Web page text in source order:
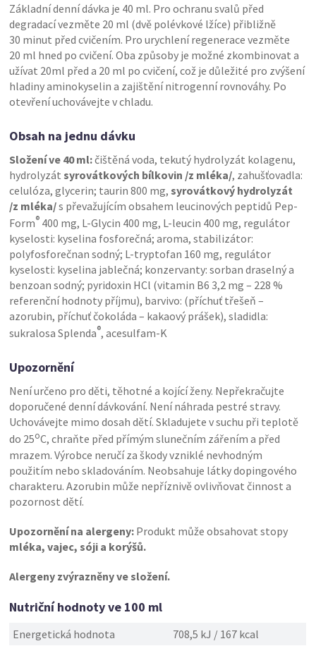
Základní denní dávka je 40 ml. Pro ochranu svalů před
degradací vezměte 20 ml (dvě polévkové lžíce) přibližně
30 minut před cvičením. Pro urychlení regenerace vezměte
20 ml hned po cvičení. Oba způsoby je možné zkombinovat a
užívat 20ml před a 20 ml po cvičení, což je důležité pro zvýšení
hladiny aminokyselin a zajištění nitrogenní rovnováhy. Po
otevření uchovávejte v chladu.
Obsah na jednu dávku
Složení ve 40 ml:čištěná voda, tekutý hydrolyzát kolagenu,
hydrolyzátsyrovátkových bílkovin /z mléka/, zahušťovadla:
celulóza, glycerin; taurin 800 mg,syrovátkový hydrolyzát
/z mléka/s převažujícím obsahem leucinových peptidů Pep-
Form® 400 mg, L-Glycin 400 mg, L-leucin 400 mg, regulátor
kyselosti: kyselina fosforečná; aroma, stabilizátor:
polyfosforečnan sodný; L-tryptofan 160 mg, regulátor
kyselosti: kyselina jablečná; konzervanty: sorban draselný a
benzoan sodný; pyridoxin HCl (vitamin B6 3,2 mg – 228 %
referenční hodnoty příjmu), barvivo: (příchuť třešeň –
azorubin, příchuť čokoláda – kakaový prášek), sladidla:
sukralosa Splenda®, acesulfam-K
Upozornění
Není určeno pro děti, těhotné a kojící ženy. Nepřekračujte
doporučené denní dávkování. Není náhrada pestré stravy.
Uchovávejte mimo dosah dětí. Skladujete v suchu při teplotě
do 25oC, chraňte před přímým slunečním zářením a před
mrazem. Výrobce neručí za škody vzniklé nevhodným
použitím nebo skladováním. Neobsahuje látky dopingového
charakteru. Azorubin může nepříznivě ovlivňovat činnost a
pozornost dětí.
Upozornění na alergeny: Produkt může obsahovat stopy
mléka, vajec, sóji a korýšů.
Alergeny zvýrazněny ve složení.
Nutriční hodnoty ve 100 ml
Energetická hodnota 708,5 kJ / 167 kcal